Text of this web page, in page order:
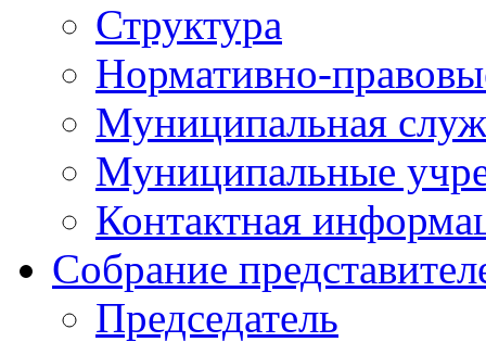
Структура
Нормативно-
Муниципальная
Муниципальные
Контактная
Собрание
Председатель